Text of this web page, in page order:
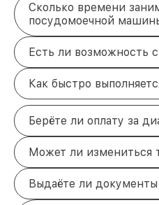
Сколько времени
посудомоечной
Есть ли возможность
Как быстро
Берёте ли оплату за
Может ли измениться
Выдаёте ли